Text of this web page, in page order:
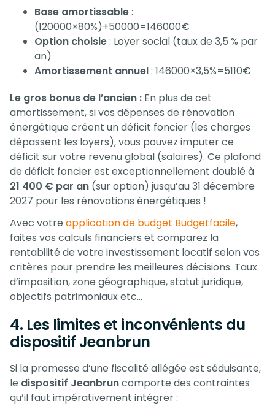
Base amortissable:
(120000×80%)+50000=146000€
Option choisie: Loyer social (taux de 3,5 % par
an)
Amortissement annuel: 146000×3,5%=5110€
Le gros bonus de l’ancien : En plus de cet
amortissement, si vos dépenses de rénovation
énergétique créent un déficit foncier (les charges
dépassent les loyers), vous pouvez imputer ce
déficit sur votre revenu global (salaires). Ce plafond
de déficit foncier est exceptionnellement doublé à
21 400 € par an (sur option) jusqu’au 31 décembre
2027 pour les rénovations énergétiques !
Avec votre application de budget Budgetfacile,
faites vos calculs financiers et comparez la
rentabilité de votre investissement locatif selon vos
critères pour prendre les meilleures décisions. Taux
d’imposition, zone géographique, statut juridique,
objectifs patrimoniaux etc…
4. Les limites et inconvénients du
dispositif Jeanbrun
Si la promesse d’une fiscalité allégée est séduisante,
le dispositif Jeanbruncomporte des contraintes
qu’il faut impérativement intégrer :